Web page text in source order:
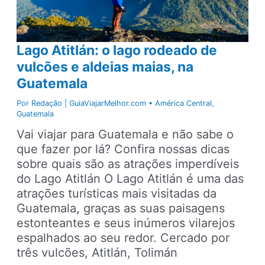
Lago Atitlán: o lago rodeado de
vulcões e aldeias maias, na
Guatemala
Por Redação | GuiaViajarMelhor.com •América Central,
Guatemala
Vai viajar para Guatemala e não sabe o
que fazer por lá? Confira nossas dicas
sobre quais são as atrações imperdíveis
do Lago Atitlán O Lago Atitlán é uma das
atrações turísticas mais visitadas da
Guatemala, graças as suas paisagens
estonteantes e seus inúmeros vilarejos
espalhados ao seu redor. Cercado por
três vulcões, Atitlán, Tolimán